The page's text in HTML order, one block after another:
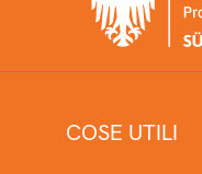
COSE UTILI